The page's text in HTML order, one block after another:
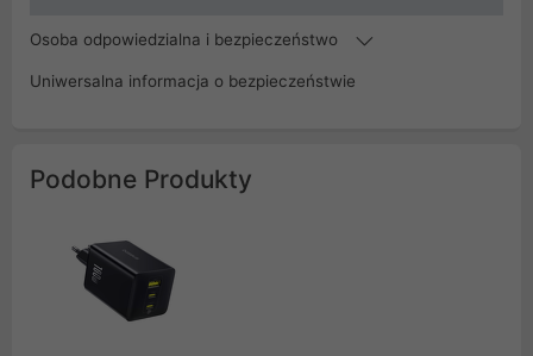
Osoba odpowiedzialna i bezpieczeństwo
Uniwersalna informacja o bezpieczeństwie
Podobne Produkty